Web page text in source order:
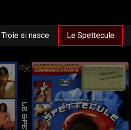
Troie si nasce Le Spettecule